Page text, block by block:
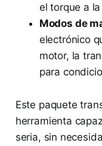
el torque a
Modos de
electrónico
motor, la
para
Este paquete
herramienta
seria, sin